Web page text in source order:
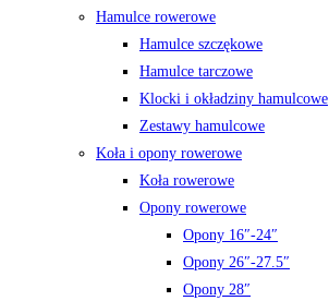
Hamulce rowerowe
Hamulce szczękowe
Hamulce tarczowe
Klocki i okładziny hamulcowe
Zestawy hamulcowe
Koła i opony rowerowe
Koła rowerowe
Opony rowerowe
Opony 16″-24″
Opony 26″-27.5″
Opony 28″